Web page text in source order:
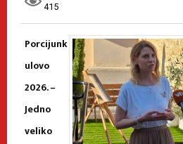
415
Porcijunk
ulovo
2026. –
Jedno
veliko